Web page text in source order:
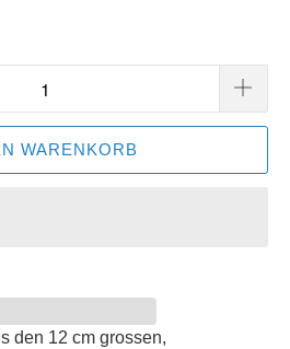
WARENKORB
den 12 cm grossen,